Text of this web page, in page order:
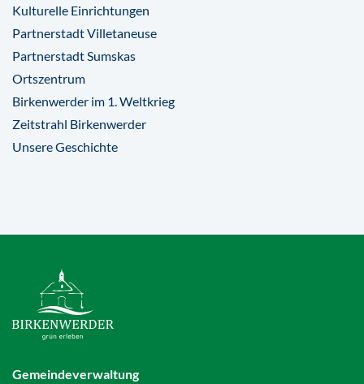
Kulturelle Einrichtungen
Partnerstadt Villetaneuse
Partnerstadt Sumskas
Ortszentrum
Birkenwerder im 1. Weltkrieg
Zeitstrahl Birkenwerder
Unsere Geschichte
Gemeindeverwaltung